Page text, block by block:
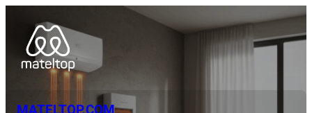
contenido